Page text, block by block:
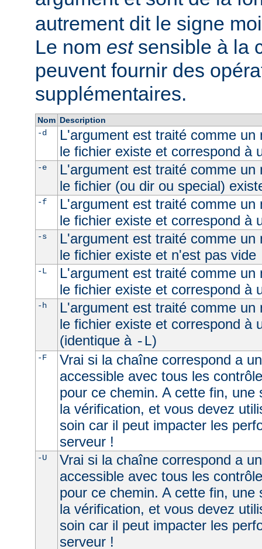
autrement dit le signe
Le nom estsensible à la
peuvent fournir des
supplémentaires.
Nom Description
-d
L'argument est traité comme un
le fichier existe et correspond à
-e
L'argument est traité comme un
le fichier (ou dir ou special)
-f
L'argument est traité comme un
le fichier existe et correspond à
-s
L'argument est traité comme un
le fichier existe et n'est pas vide
-L
L'argument est traité comme un
le fichier existe et correspond à
-h
L'argument est traité comme un
le fichier existe et correspond à
(identique à -L)
-F
Vrai si la chaîne correspond a
accessible avec tous les
pour ce chemin. A cette fin, une
la vérification, et vous devez
soin car il peut impacter les
serveur !
-U
Vrai si la chaîne correspond a
accessible avec tous les
pour ce chemin. A cette fin, une
la vérification, et vous devez
soin car il peut impacter les
serveur !